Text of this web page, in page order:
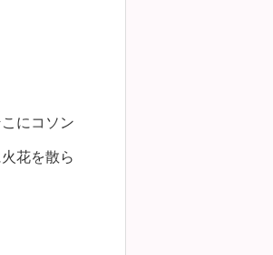
にコソン
花を散ら